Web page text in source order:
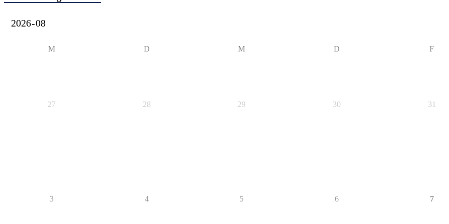
M D M D F
27 28 29 30 31
3 4 5 6 7